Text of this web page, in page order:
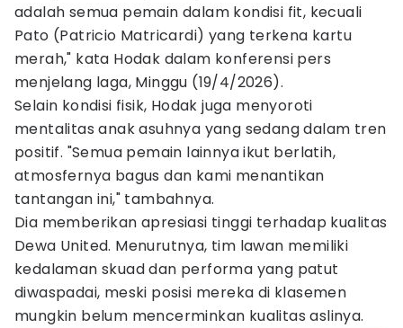
adalah semua pemain dalam kondisi fit, kecuali
Pato (Patricio Matricardi) yang terkena kartu
merah," kata Hodak dalam konferensi pers
menjelang laga, Minggu (19/4/2026).
Selain kondisi fisik, Hodak juga menyoroti
mentalitas anak asuhnya yang sedang dalam tren
positif. "Semua pemain lainnya ikut berlatih,
atmosfernya bagus dan kami menantikan
tantangan ini," tambahnya.
Dia memberikan apresiasi tinggi terhadap kualitas
Dewa United. Menurutnya, tim lawan memiliki
kedalaman skuad dan performa yang patut
diwaspadai, meski posisi mereka di klasemen
mungkin belum mencerminkan kualitas aslinya.